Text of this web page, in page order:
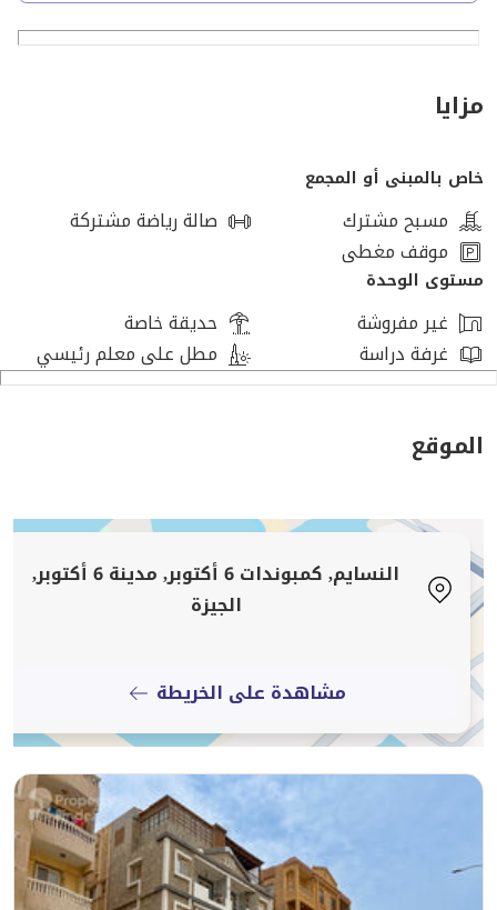
المساحات والتقسيم الداخلي
الخصوصية الكاملة.
الجيران.
الحديقة: 180 متر مربع، مزروعة بالكامل ومسورة، ومجهزة
للاسترخاء العائلي وحفلات الشواء.
التقسيم التفصيلي: 4 غرف نوم ماستر واسعة، 4 حمامات
مجهزة بأعلى الخامات، ريسبشن كبير يتسع لـ 4 قطع كاملة،
ضخم يتسع لكافة الأجهزة، وتراسين (أمامي وخلفي) بالإضافة
إلى غرفتين إضافيتين للخدمات أو التخزين.
التشطيبات والمواصفات الفاخرة
أشرفت بنفسي على التشطيب بالكامل بمستوى "هاي سوبر
لوكس" مستخدماً أفضل المواد:
الأرضيات: الريسبشن من رخام "سيسيليا إيطالي" مستورد،
وغرف النوم من خشب HDF الفاخر.
المداخل: مزيج راقٍ من الرخام والزلط الملون مع زجاج مكعبات
مودرن لإضاءة طبيعية ساحرة.
المطبخ والمكتب: المطبخ من رخام "أسود أبلادور" الفخم،
والمكتب مشطب بالحجر الهاشمي العريق.
مزايا
خاص بالمبنى أو المجمع
مسبح مشترك
صالة رياضة مشتركة
موقف مغطى
مستوى الوحدة
غير مفروشة
حديقة خاصة
غرفة دراسة
مطل على معلم رئيسي
الموقع
النسايم, كمبوندات 6 أكتوبر, مدينة 6 أكتوبر,
الجيزة
مشاهدة على الخريطة